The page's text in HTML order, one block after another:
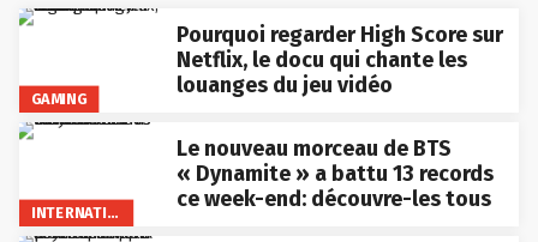
GAMING
Pourquoi regarder High Score sur
Netflix, le docu qui chante les
louanges du jeu vidéo
Le nouveau morceau de BTS
« Dynamite » a battu 13 records
ce week-end: découvre-les tous